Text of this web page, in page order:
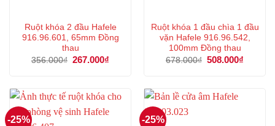
Ruột khóa 2 đầu Hafele
916.96.601, 65mm Đồng
thau
356.000₫ Giá
267.000₫
267.000₫.
Ruột khóa 1 đầu chìa 1 đầu
vặn Hafele 916.96.542,
100mm Đồng thau
678.000₫ Giá
508.000₫
-25% -25%